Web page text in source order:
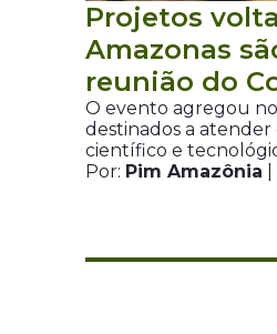
Projetos
Amazonas
reunião do
O evento agregou
destinados a
científico e
Por: Pim Amazônia